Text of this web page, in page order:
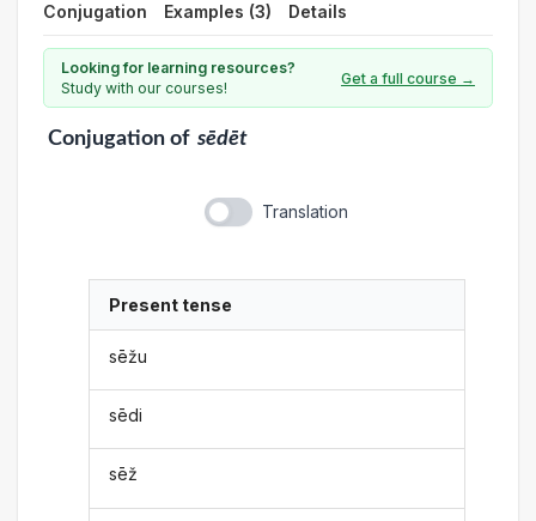
Conjugation Examples (3) Details
Looking for learning resources?
Study with our courses!
Get a full course →
Conjugationof sēdēt
Translation
Present tense
sēžu
sēdi
sēž